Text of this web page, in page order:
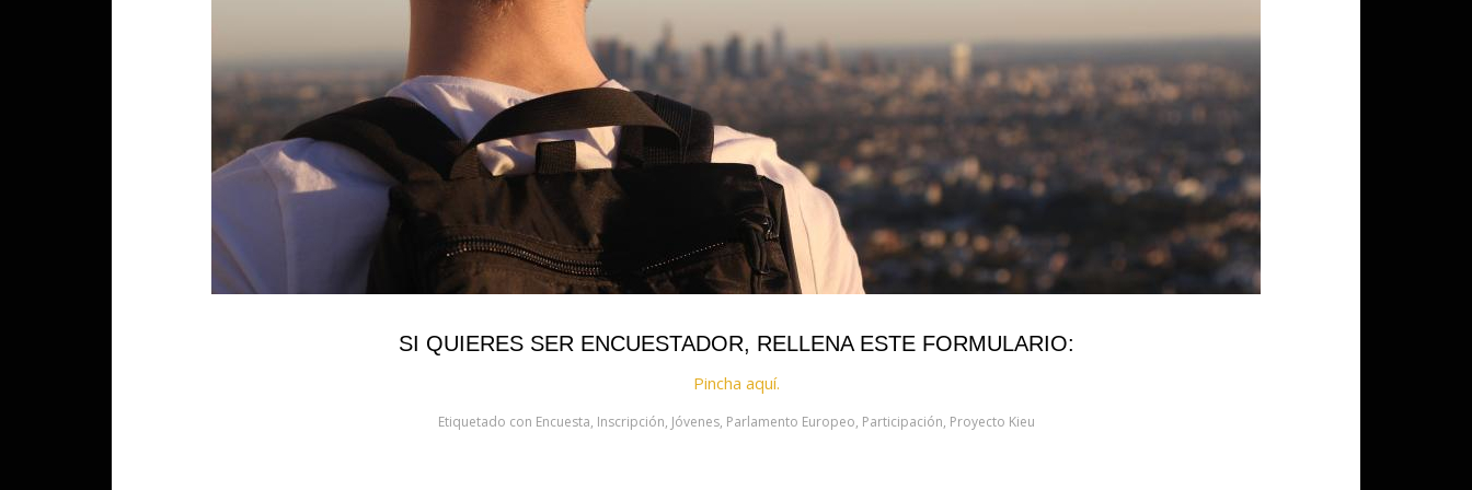
SI QUIERES SER ENCUESTADOR, RELLENA ESTE FORMULARIO:
Pincha aquí.
Etiquetado con Encuesta, Inscripción, Jóvenes, Parlamento Europeo, Participación, Proyecto Kieu